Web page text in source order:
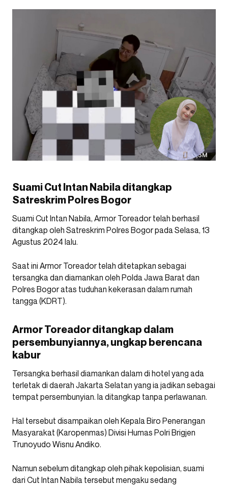
Suami Cut Intan Nabila ditangkap
Satreskrim Polres Bogor
Suami Cut Intan Nabila, Armor Toreador telah berhasil
ditangkap oleh Satreskrim Polres Bogor pada Selasa, 13
Agustus 2024 lalu.
Saat ini Armor Toreador telah ditetapkan sebagai
tersangka dan diamankan oleh Polda Jawa Barat dan
Polres Bogor atas tuduhan kekerasan dalam rumah
tangga (KDRT).
Armor Toreador ditangkap dalam
persembunyiannya, ungkap berencana
kabur
Tersangka berhasil diamankan dalam di hotel yang ada
terletak di daerah Jakarta Selatan yang ia jadikan sebagai
tempat persembunyian. Ia ditangkap tanpa perlawanan.
Hal tersebut disampaikan oleh Kepala Biro Penerangan
Masyarakat (Karopenmas) Divisi Humas Polri Brigjen
Trunoyudo Wisnu Andiko.
Namun sebelum ditangkap oleh pihak kepolisian, suami
dari Cut Intan Nabila tersebut mengaku sedang